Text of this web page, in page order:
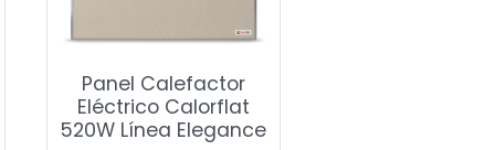
Panel Calefactor
Eléctrico Calorflat
520W Línea Elegance